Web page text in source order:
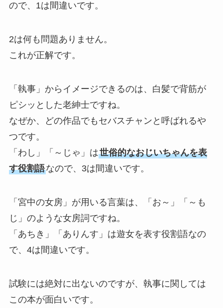
ので、1は間違いです。
2は何も問題ありません。
これが正解です。
「執事」からイメージできるのは、白髪で背筋が
ピシッとした老紳士ですね。
なぜか、どの作品でもセバスチャンと呼ばれるや
つです。
「わし」「～じゃ」は世俗的なおじいちゃんを表
す役割語なので、3は間違いです。
「宮中の女房」が用いる言葉は、「お～」「～も
じ」のような女房詞ですね。
「あちき」「ありんす」は遊女を表す役割語なの
で、4は間違いです。
試験には絶対に出ないのですが、執事に関しては
この本が面白いです。